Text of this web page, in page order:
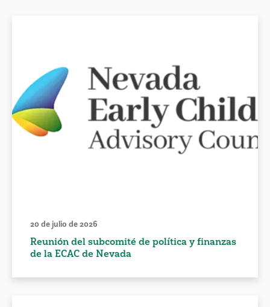
20 de julio de 2026
Reunión del subcomité de política y finanzas
de la ECAC de Nevada